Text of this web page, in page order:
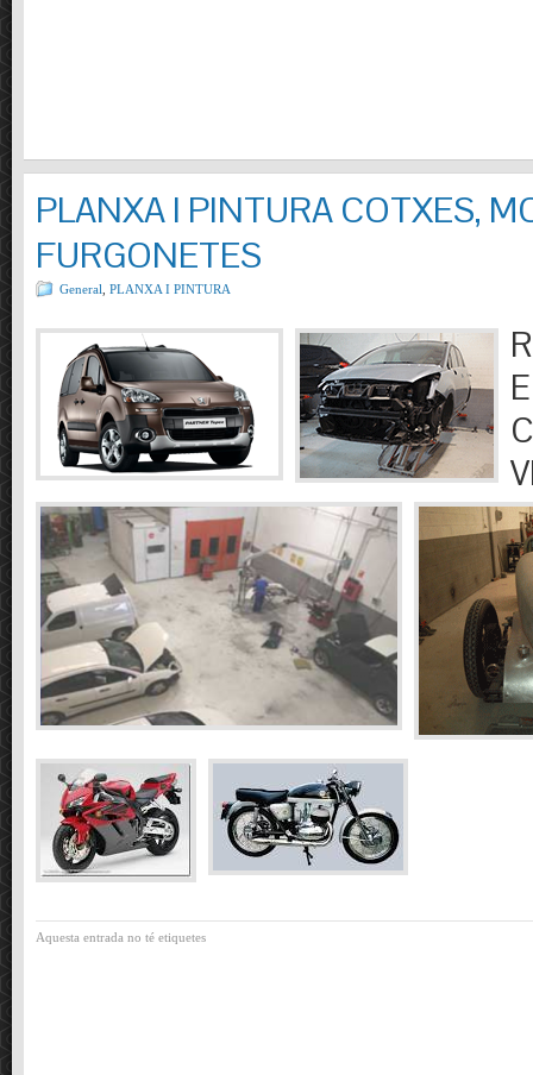
PLANXA I PINTURA COTXES,
FURGONETES
General PLANXA I PINTURA
Aquesta entrada no té etiquetes